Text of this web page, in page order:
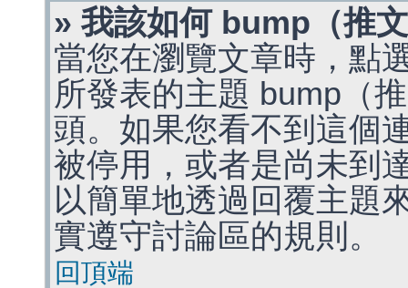
» 我該如何 bump（推
當您在瀏覽文章時，點
所發表的主題 bump（
頭。如果您看不到這個
被停用，或者是尚未到
以簡單地透過回覆主題
實遵守討論區的規則。
回頂端